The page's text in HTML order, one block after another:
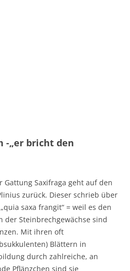
-„er bricht den
Gattung Saxifraga geht auf den
zurück. Dieser schrieb über
saxa frangit“ = weil es den
der Steinbrechgewächse sind
Mit ihren oft
Blättern in
durch zahlreiche, an
Pflänzchen sind sie